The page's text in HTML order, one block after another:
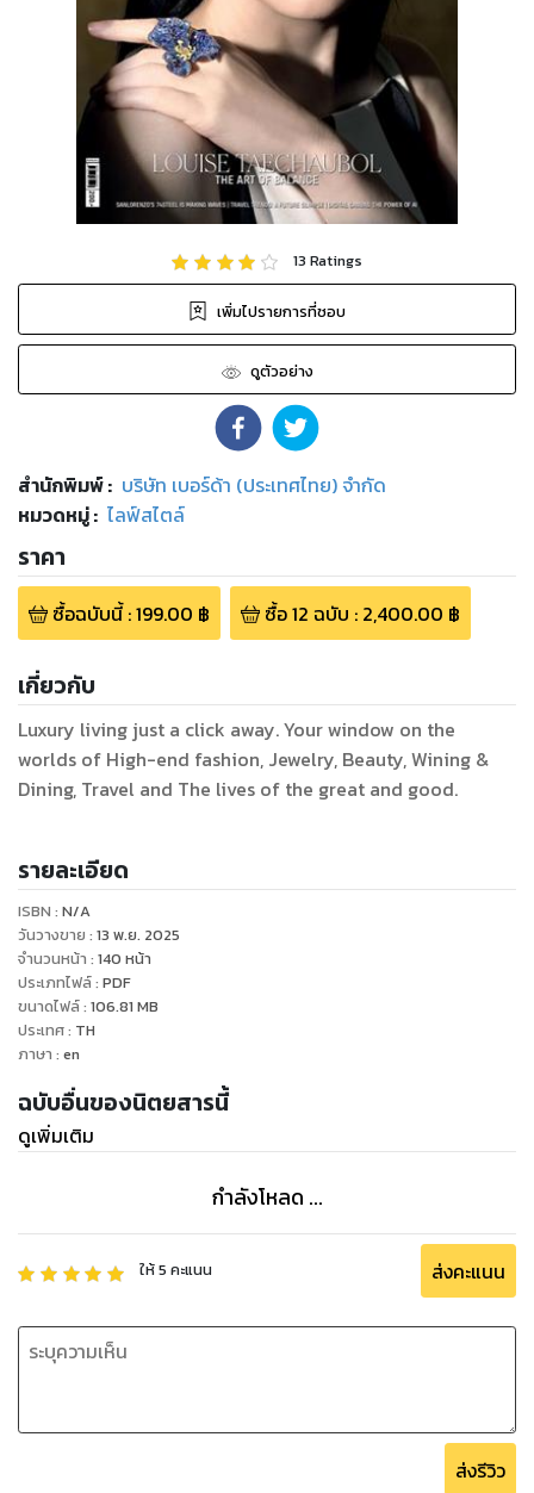
13 Ratings
เพิ่มไปรายการที่ชอบ
ดูตัวอย่าง
สำนักพิมพ์: บริษัท เบอร์ด้า (ประเทศไทย) จำกัด
หมวดหมู่: ไลฟ์สไตล์
ราคา
ซื้อฉบับนี้:199.00 ฿ ซื้อ12 ฉบับ : 2,400.00 ฿
เกี่ยวกับ
Luxury living just a click away. Your window on the
worlds of High-end fashion, Jewelry, Beauty, Wining &
Dining, Travel and The lives of the great and good.
รายละเอียด
ISBN : N/A
วันวางขาย : 13 พ.ย. 2025
จำนวนหน้า : 140 หน้า
ประเภทไฟล์: PDF
ขนาดไฟล์: 106.81 MB
ประเทศ: TH
ภาษา : en
ฉบับอื่นของนิตยสารนี้
ดูเพิ่มเติม
กำลังโหลด ...
ให้5 คะแนน ส่งคะแนน
ส่งรีวิว